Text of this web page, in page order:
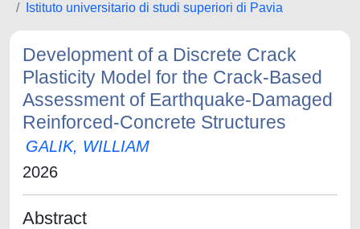
Istituto universitario di studi superiori di Pavia
Development of a Discrete Crack
Plasticity Model for the Crack-Based
Assessment of Earthquake-Damaged
Reinforced-Concrete Structures
GALIK, WILLIAM
2026
Abstract